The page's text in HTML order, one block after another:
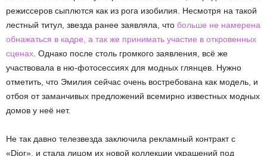
режиссеров сыплются как из рога изобилия. Несмотря на такой
лестный титул, звезда ранее заявляла, что больше не намерена
обнажаться в кадре, а так же принимать участие в откровенных
сценах . Однако после столь громкого заявления, всё же
участвовала в ню-фотосессиях для модных глянцев. Нужно
отметить, что Эмилия сейчас очень востребована как модель, и
отбоя от заманчивых предложений всемирно известных модных
домов у неё нет.
Не так давно телезвезда заключила рекламный контракт с
«Dior», и стала лицом их новой коллекции украшений под